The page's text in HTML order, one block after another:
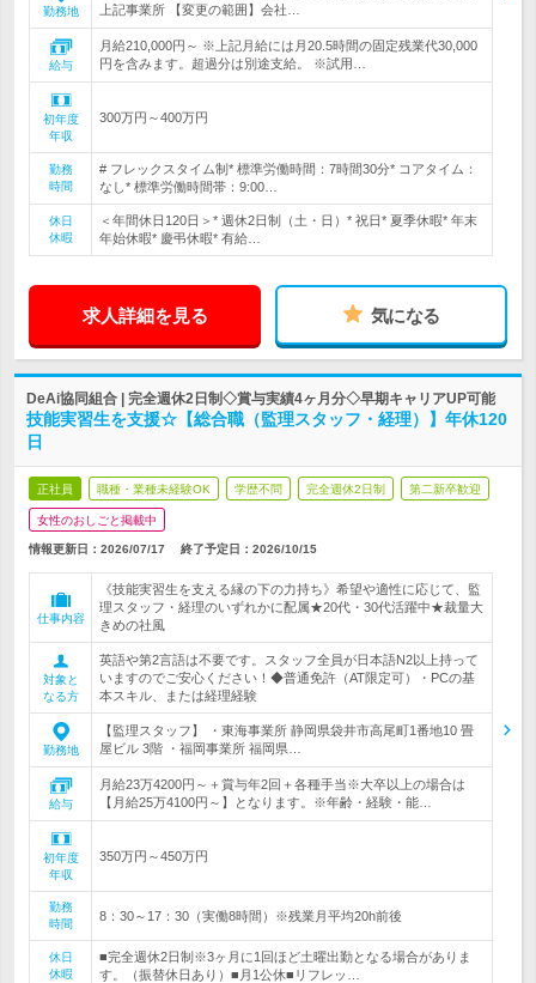
勤務地
上記事業所 【変更の範囲】会社…
給与
月給210,000円～ ※上記月給には月20.5時間の固定残業代30,000
円を含みます。超過分は別途支給。 ※試用…
初年度
年収
300万円～400万円
勤務
時間
# フレックスタイム制* 標準労働時間：7時間30分* コアタイム：
なし* 標準労働時間帯：9:00…
休日
休暇
＜年間休日120日＞* 週休2日制（土・日）* 祝日* 夏季休暇* 年末
年始休暇* 慶弔休暇* 有給…
求人詳細を見る 気になる
DeAi協同組合 | 完全週休2日制◇賞与実績4ヶ月分◇早期キャリアUP可能
技能実習生を支援☆【総合職（監理スタッフ・経理）】年休120
日
正社員 職種・業種未経験OK 学歴不問 完全週休2日制 第二新卒歓迎
女性のおしごと掲載中
情報更新日：2026/07/17 終了予定日： 2026/10/15
仕事内容
《技能実習生を支える縁の下の力持ち》希望や適性に応じて、監
理スタッフ・経理のいずれかに配属★20代・30代活躍中★裁量大
きめの社風
対象と
なる方
英語や第2言語は不要です。スタッフ全員が日本語N2以上持って
いますのでご安心ください！◆普通免許（AT限定可）・PCの基
本スキル、または経理経験
勤務地
【監理スタッフ】 ・東海事業所 静岡県袋井市高尾町1番地10 畳
屋ビル 3階 ・福岡事業所 福岡県…
給与
月給23万4200円～＋賞与年2回＋各種手当※大卒以上の場合は
【月給25万4100円～】となります。※年齢・経験・能…
初年度
年収
350万円～450万円
勤務
時間
8：30～17：30（実働8時間）※残業月平均20h前後
休日
休暇
■完全週休2日制※3ヶ月に1回ほど土曜出勤となる場合がありま
す。（振替休日あり）■月1公休■リフレッ…